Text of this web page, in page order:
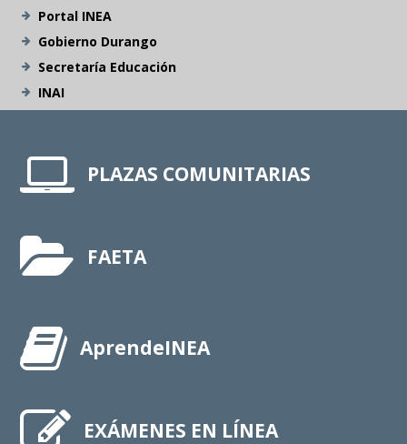
Portal INEA
Gobierno Durango
Secretaría Educación
INAI
PLAZAS COMUNITARIAS
FAETA
AprendeINEA
EXÁMENES EN LÍNEA